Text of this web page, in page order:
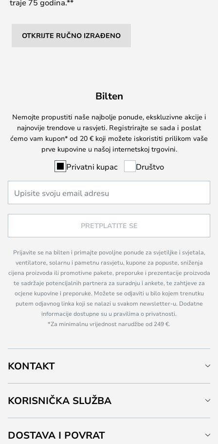
OTKRIJTE RUČNO IZRAĐENO
Bilten
Nemojte propustiti naše najbolje ponude, ekskluzivne akcije i
najnovije trendove u rasvjeti. Registrirajte se sada i poslat
ćemo vam kupon* od 20 € koji možete iskoristiti prilikom vaše
prve kupovine u našoj internetskoj trgovini.
Privatni kupac Društvo
PRETPLATITE SE
Prijavite se na bilten i primajte povoljne ponude za svjetiljke i svjetala,
ventilatore, solarnu i pametnu rasvjetu, kupone za popuste, sniženja
cijena proizvoda ili promotivne pakete, preporuke i prezentacije proizvoda
te sadržaje potencijalnih partnera za suradnju i ankete, te zahtjeve za
ocjene kupovine i preporuke. Možete se odjaviti u bilo kojem trenutku
putem odjavnog linka koji se nalazi u svakom newsletter-u. Dodatne
informacije dostupne su u pravilima o privatnosti.
*Za minimalnu vrijednost narudžbe od 249 €.
KONTAKT
KORISNIČKA SLUŽBA
DOSTAVA I POVRAT